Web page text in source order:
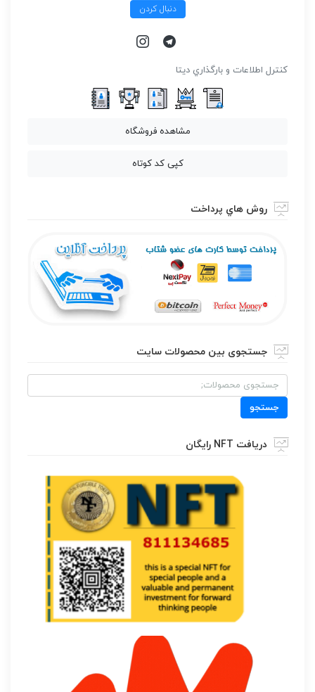
دنبال کردن
كنترل اطلاعات و بارگذاري ديتا
مشاهده فروشگاه
کپی کد کوتاه
روش هاي پرداخت
جستجوی بین محصولات سایت
جستجو
برای:
جستجو
دریافت NFT رایگان